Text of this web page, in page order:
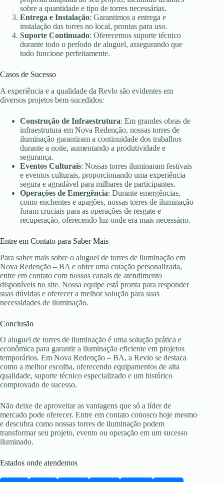
sobre a quantidade e tipo de torres necessárias.
Entrega e Instalação: Garantimos a entrega e
instalação das torres no local, prontas para uso.
Suporte Continuado: Oferecemos suporte técnico
durante todo o período de aluguel, assegurando que
tudo funcione perfeitamente.
Casos de Sucesso
A experiência e a qualidade da Revlo são evidentes em
diversos projetos bem-sucedidos:
Construção de Infraestrutura: Em grandes obras de
infraestrutura em Nova Redenção, nossas torres de
iluminação garantiram a continuidade dos trabalhos
durante a noite, aumentando a produtividade e
segurança.
Eventos Culturais: Nossas torres iluminaram festivais
e eventos culturais, proporcionando uma experiência
segura e agradável para milhares de participantes.
Operações de Emergência: Durante emergências,
como enchentes e apagões, nossas torres de iluminação
foram cruciais para as operações de resgate e
recuperação, oferecendo luz onde era mais necessário.
Entre em Contato para Saber Mais
Para saber mais sobre o aluguel de torres de iluminação em
Nova Redenção – BA e obter uma cotação personalizada,
entre em contato com nossos canais de atendimento
disponíveis no site. Nossa equipe está pronta para responder
suas dúvidas e oferecer a melhor solução para suas
necessidades de iluminação.
Conclusão
O aluguel de torres de iluminação é uma solução prática e
econômica para garantir a iluminação eficiente em projetos
temporários. Em Nova Redenção – BA, a Revlo se destaca
como a melhor escolha, oferecendo equipamentos de alta
qualidade, suporte técnico especializado e um histórico
comprovado de sucesso.
Não deixe de aproveitar as vantagens que só a líder de
mercado pode oferecer. Entre em contato conosco hoje mesmo
e descubra como nossas torres de iluminação podem
transformar seu projeto, evento ou operação em um sucesso
iluminado.
Estados onde atendemos